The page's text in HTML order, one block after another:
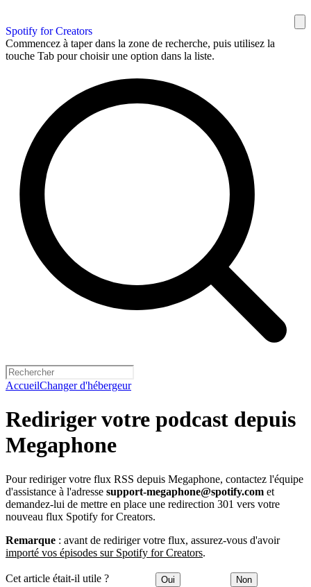
Spotify for Creators
Commencez à taper dans la zone de recherche, puis utilisez la
touche Tab pour choisir une option dans la liste.
AccueilChanger d'hébergeur
Rediriger votre podcast depuis
Megaphone
Pour rediriger votre flux RSS depuis Megaphone, contactez l'équipe
d'assistance à l'adresse support-megaphone@spotify.com et
demandez-lui de mettre en place une redirection 301 vers votre
nouveau flux Spotify for Creators.
Remarque : avant de rediriger votre flux, assurez-vous d'avoir
importé vos épisodes sur Spotify for Creators.
Cet article était-il utile ? Oui Non